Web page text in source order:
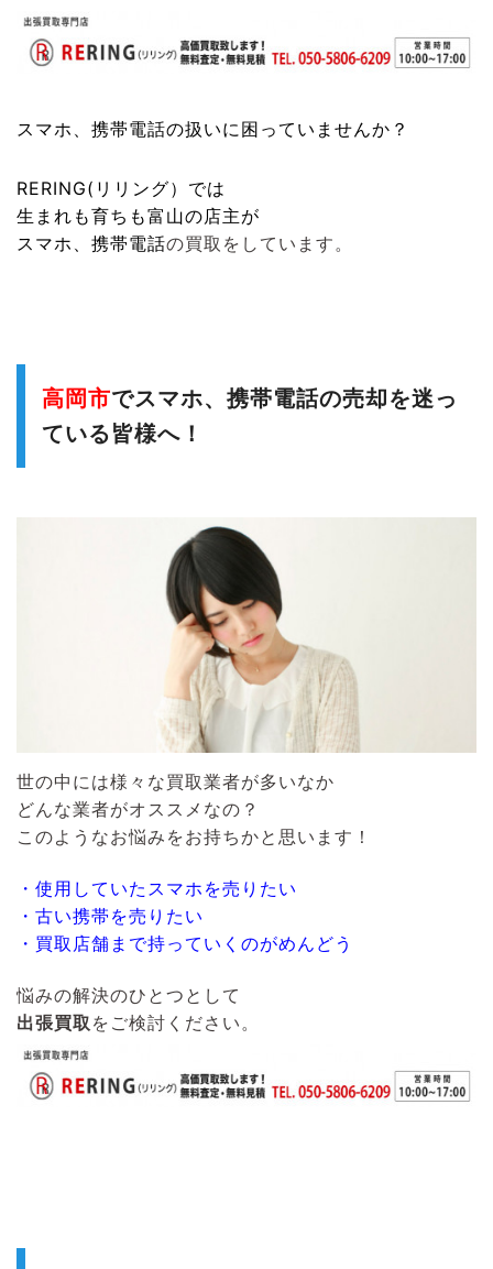
スマホ、携帯電話の扱いに困っていませんか？
RERING(リリング） では
生まれも育ちも富山の店主が
スマホ、携帯電話の買取をしています。
高岡市でスマホ、携帯電話の売却を迷っ
ている皆様へ！
世の中には様々な買取業者が多いなか
どんな業者がオススメなの？
このようなお悩みをお持ちかと思います！
・使用していたスマホを売りたい
・古い携帯を売りたい
・買取店舗まで持っていくのがめんどう
悩みの解決のひとつとして
出張買取 をご検討ください。